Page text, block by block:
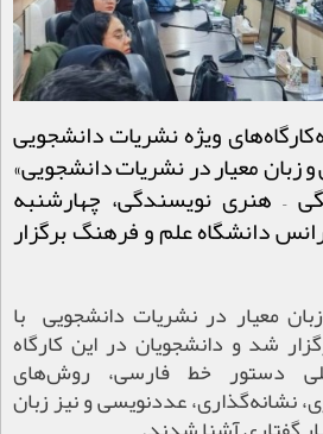
ویژه نشریات دانشجویی
زبان معیار در نشریات دانشجویی»
– هنری نویسندگی، چهارشنبه
دانشگاه علم و فرهنگ برگزار
معیار در نشریات دانشجویی با
شد و دانشجویان در این کارگاه
دستور خط فارسی، روش‌های
نشانه‌گذاری، عددنویسی و نیز زبان